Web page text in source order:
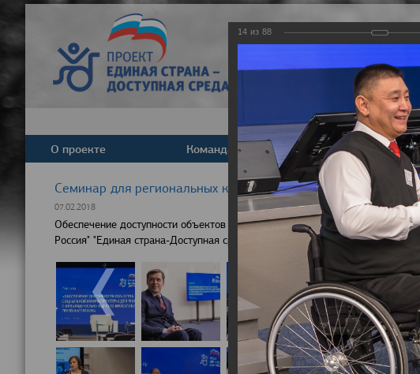
О проекте Команда Новости
Cеминар для региональных координаторов партпроекта
07.02.2018
Обеспечение доступности объектов социальной инфраструктуры для
Россия" "Единая страна-Доступная среда"
14 из 88